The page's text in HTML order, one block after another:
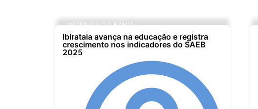
INTERIOR DA BAHIA
Ibirataia avança na educação e registra
crescimento nos indicadores do SAEB
2025